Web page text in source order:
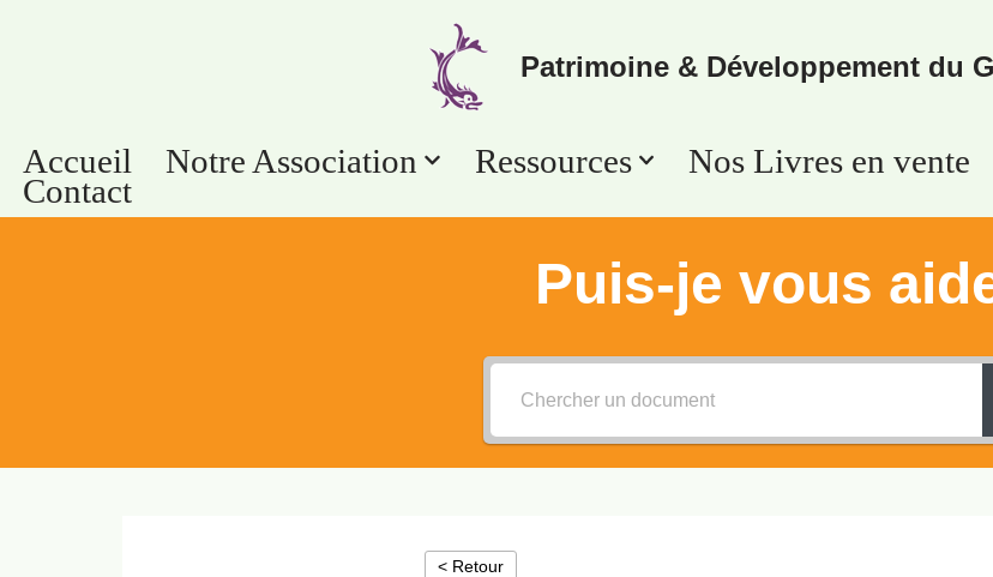
Patrimoine & Développement du
Accueil Notre Association Ressources Nos Livres en vente
Contact
Puis-je vous
< Retour